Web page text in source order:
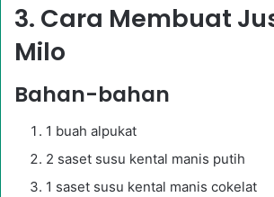
3. Cara Membuat
Milo
Bahan-bahan
1 buah alpukat
2 saset susu kental manis putih
1 saset susu kental manis cokelat